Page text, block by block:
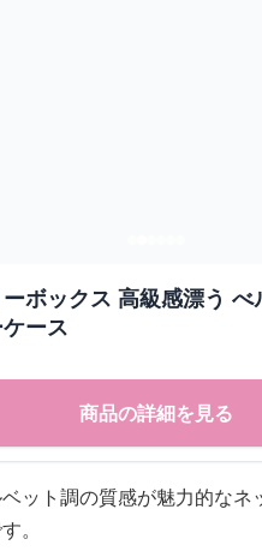
ボックス 高級感漂う
ース
商品の詳細を見る
ット調の質感が魅力的なネ
。